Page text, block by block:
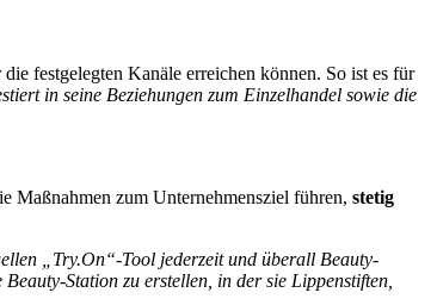
festgelegten Kanäle erreichen können. So ist es für
in seine Beziehungen zum Einzelhandel sowie die
Maßnahmen zum Unternehmensziel führen, stetig
„Try.On“-Tool jederzeit und überall Beauty-
Station zu erstellen, in der sie Lippenstiften,